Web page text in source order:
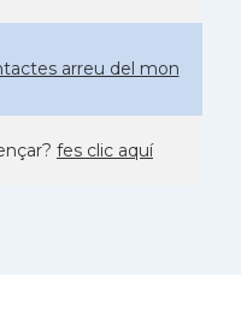
arreu del mon
fes clic aquí